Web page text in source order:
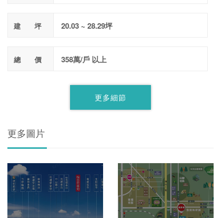
建 坪 20.03 ~ 28.29坪
總 價 358萬/戶 以上
更多細節
更多圖片